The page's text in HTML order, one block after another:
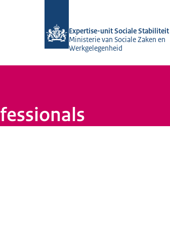
Expertise-unit Sociale Stabiliteit
Ministerie van Sociale Zaken en
Werkgelegenheid